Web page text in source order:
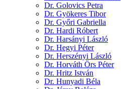
Dr. Golovics Petra
Dr. Gyökeres Tibor
Dr. Győri Gabriella
Dr. Hardi Róbert
Dr. Harsányi László
Dr. Hegyi Péter
Dr. Herszényi László
Dr. Horváth Örs Péter
Dr. Hritz István
Dr. Hunyadi Béla